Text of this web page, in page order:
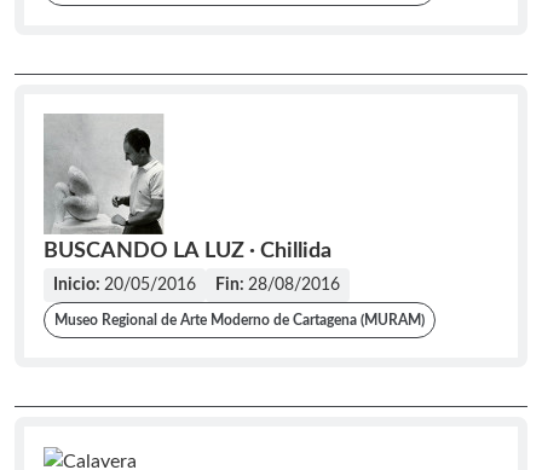
BUSCANDO LA LUZ · Chillida
Inicio: 20/05/2016 Fin: 28/08/2016
Museo Regional de Arte Moderno de Cartagena (MURAM)